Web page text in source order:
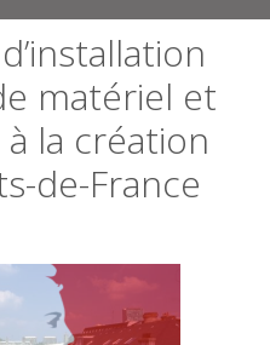
matériel et
la création
de-France